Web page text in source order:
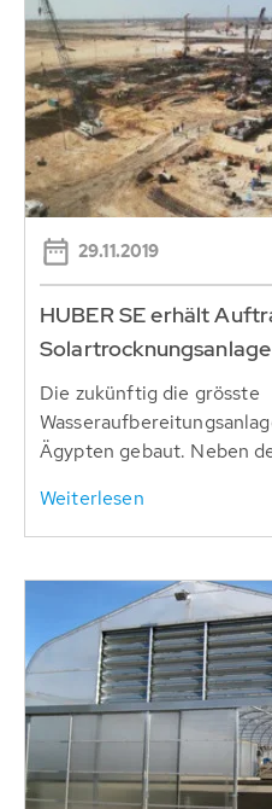
29.11.2019
HUBER SE erhält
Solartrocknungsanlage
Die zukünftig die grösste
Ägypten gebaut. Neben
Weiterlesen